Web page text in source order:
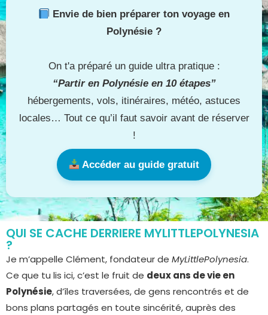
Envie de bien préparer ton voyage en
Polynésie ?
On t'a préparé un guide ultra pratique :
“Partir en Polynésie en 10 étapes”
hébergements, vols, itinéraires, météo, astuces
locales… Tout ce qu’il faut savoir avant de réserver
!
Accéder au guide gratuit
QUI SE CACHE DERRIERE MYLITTLEPOLYNESIA
?
Je m’appelle Clément, fondateur de MyLittlePolynesia.
Ce que tu lis ici, c’est le fruit de deux ans de vie en
Polynésie, d’îles traversées, de gens rencontrés et de
bons plans partagés en toute sincérité, auprès des